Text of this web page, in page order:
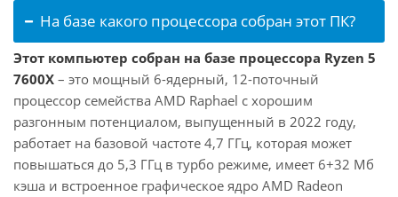
На базе какого процессора собран этот ПК?
Этот компьютер собран на базе процессора Ryzen 5
7600X – это мощный 6-ядерный, 12-поточный
процессор семейства AMD Raphael с хорошим
разгонным потенциалом, выпущенный в 2022 году,
работает на базовой частоте 4,7 ГГц, которая может
повышаться до 5,3 ГГц в турбо режиме, имеет 6+32 Мб
кэша и встроенное графическое ядро AMD Radeon